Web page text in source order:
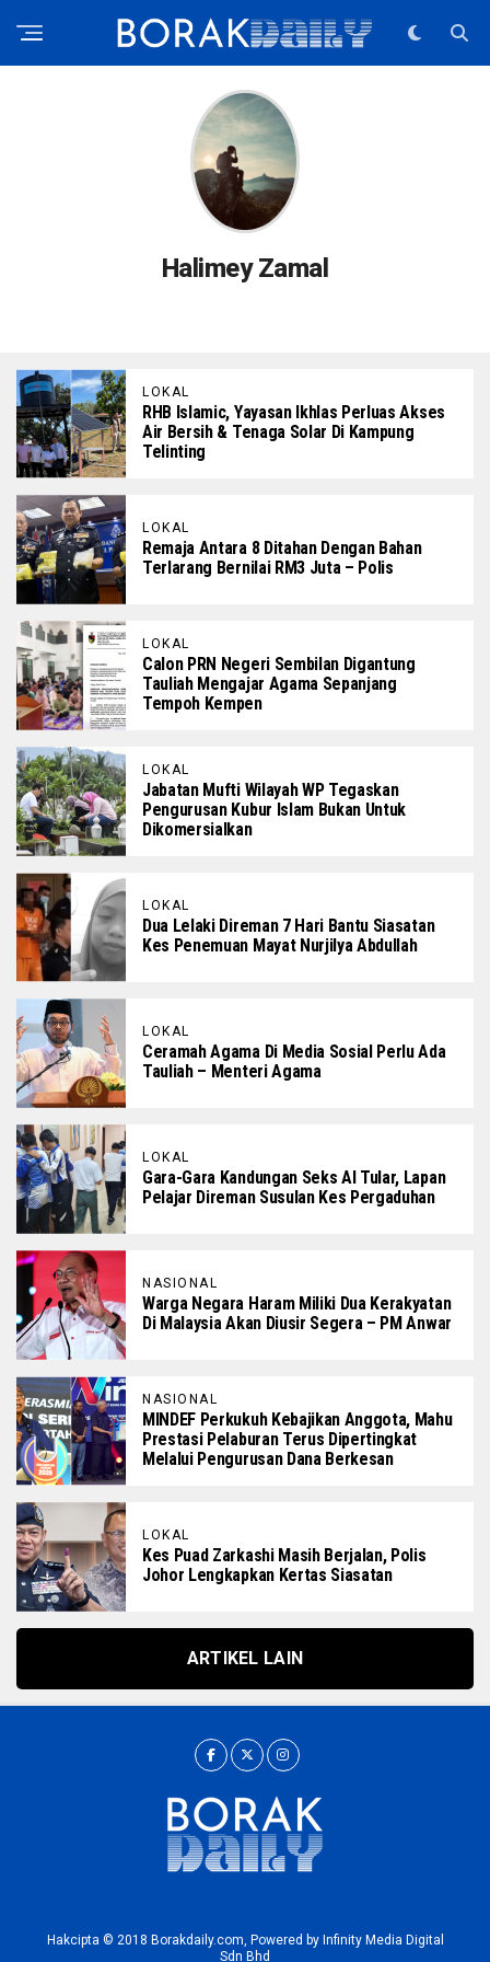
Halimey Zamal
LOKAL
RHB Islamic, Yayasan Ikhlas Perluas Akses
Air Bersih & Tenaga Solar Di Kampung
Telinting
LOKAL
Remaja Antara 8 Ditahan Dengan Bahan
Terlarang Bernilai RM3 Juta – Polis
LOKAL
Calon PRN Negeri Sembilan Digantung
Tauliah Mengajar Agama Sepanjang
Tempoh Kempen
LOKAL
Jabatan Mufti Wilayah WP Tegaskan
Pengurusan Kubur Islam Bukan Untuk
Dikomersialkan
LOKAL
Dua Lelaki Direman 7 Hari Bantu Siasatan
Kes Penemuan Mayat Nurjilya Abdullah
LOKAL
Ceramah Agama Di Media Sosial Perlu Ada
Tauliah – Menteri Agama
LOKAL
Gara-Gara Kandungan Seks AI Tular, Lapan
Pelajar Direman Susulan Kes Pergaduhan
NASIONAL
Warga Negara Haram Miliki Dua Kerakyatan
Di Malaysia Akan Diusir Segera – PM Anwar
NASIONAL
MINDEF Perkukuh Kebajikan Anggota, Mahu
Prestasi Pelaburan Terus Dipertingkat
Melalui Pengurusan Dana Berkesan
LOKAL
Kes Puad Zarkashi Masih Berjalan, Polis
Johor Lengkapkan Kertas Siasatan
ARTIKEL LAIN
Hakcipta © 2018 Borakdaily.com, Powered by Infinity Media Digital
Sdn Bhd